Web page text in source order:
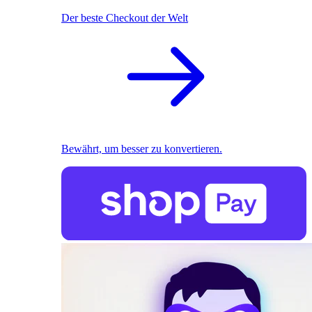
Der beste Checkout der Welt
Bewährt, um besser zu konvertieren.